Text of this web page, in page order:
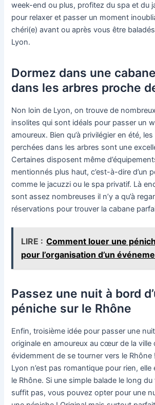
week-end ou plus, profitez du spa et du
pour relaxer et passer un moment
chéri(e) avant ou après vous être
Lyon.
Dormez dans une
dans les arbres proche
Non loin de Lyon, on trouve de
insolites qui sont idéals pour passer un
amoureux. Bien qu’à privilégier en été,
perchées dans les arbres sont une
Certaines disposent même
mentionnés plus haut, c’est-à-dire d’un
comme le jacuzzi ou le spa privatif. Là
sont assez nombreuses il n’y a qu’à
réservations pour trouver la cabane
LIRE : Comment louer une
pour l’organisation d’un
Passez une nuit à bord
péniche sur le Rhône
Enfin, troisième idée pour passer une
originale en amoureux au cœur de la ville
évidemment de se tourner vers le Rhône
Lyon n’est pas romantique pour rien,
le Rhône. Si une simple balade le long
suffit pas, vous pouvez opter pour une